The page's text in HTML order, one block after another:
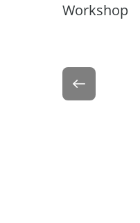
Workshop
Zurück